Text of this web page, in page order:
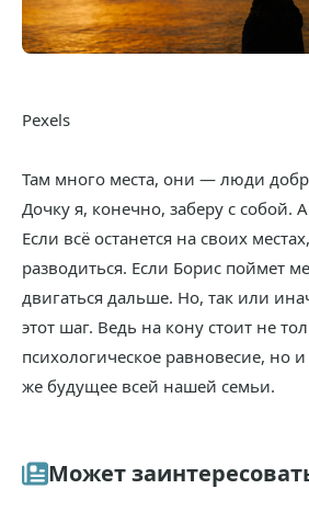
Pexels
Там много места, они — люди
Дочку я, конечно, заберу с собой.
Если всё останется на своих
разводиться. Если Борис поймет
двигаться дальше. Но, так или
этот шаг. Ведь на кону стоит не
психологическое равновесие, но
же будущее всей нашей семьи.
Может